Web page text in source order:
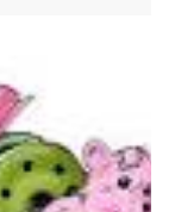
Jouets,